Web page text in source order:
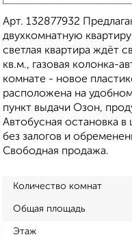
Арт. 132877932
двухкомнатную
светлая квартира ждёт
кв.м., газовая колонка-
комнате - новое
расположена на
пункт выдачи Озон,
Автобусная остановка
без залогов и
Свободная продажа.
Количество комнат
Общая площадь
Этаж